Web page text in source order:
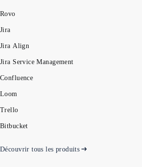
Rovo
Jira
Jira Align
Jira Service Management
Confluence
Loom
Trello
Bitbucket
Découvrir tous les produits